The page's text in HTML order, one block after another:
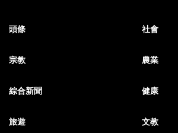
頭條 社會
宗教 農業
綜合新聞 健康
旅遊 文教